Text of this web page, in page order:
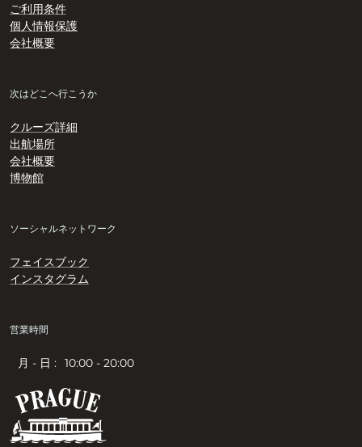
ご利用条件
個人情報保護
会社概要
次はどこへ行こうか
クルーズ詳細
出航場所
会社概要
博物館
ソーシャルネットワーク
フェイスブック
インスタグラム
営業時間
月 - 日 : 10:00 - 20:00